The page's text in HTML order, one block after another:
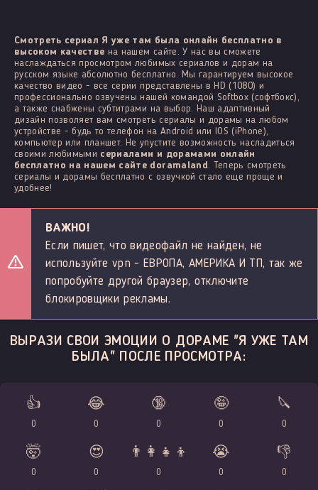
Смотреть сериал Я уже там была онлайн бесплатно в
высоком качестве на нашем сайте. У нас вы сможете
наслаждаться просмотром любимых сериалов и дорам на
русском языке абсолютно бесплатно. Мы гарантируем высокое
качество видео - все серии представлены в HD (1080) и
профессионально озвучены нашей командой Softbox (софтбокс),
а также снабжены субтитрами на выбор. Наш адаптивный
дизайн позволяет вам смотреть сериалы и дорамы на любом
устройстве - будь то телефон на Android или IOS (iPhone),
компьютер или планшет. Не упустите возможность насладиться
своими любимыми сериалами и дорамами онлайн
бесплатно на нашем сайте doramaland . Теперь смотреть
сериалы и дорамы бесплатно с озвучкой стало еще проще и
удобнее!
ВАЖНО!
Если пишет, что видеофайл не найден, не
используйте vpn - ЕВРОПА, АМЕРИКА И ТП, так же
попробуйте другой браузер, отключите
блокировщики рекламы.
ВЫРАЗИ СВОИ ЭМОЦИИ О ДОРАМЕ "Я УЖЕ ТАМ
БЫЛА" ПОСЛЕ ПРОСМОТРА:
👍
0
😂
0
🔞
0
🤪
0
🔪
0
🤯
0
😍
0
👨‍👩‍👧‍👦
0
😭
0
👎
0